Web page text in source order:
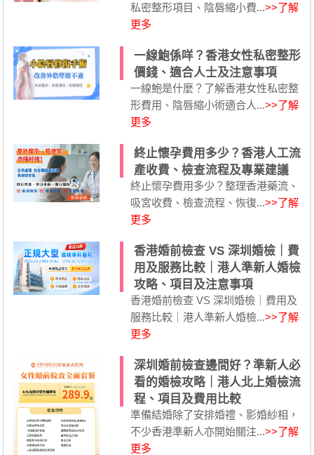
私密整形項目、陰唇縮小費...>>了解
更多
一線鮑係咩？香港女性私密整形
價錢、適合人士及注意事項
一線鮑是什麼？了解香港女性私密整
形費用、陰唇縮小術適合人...>>了解
更多
終止懷孕費用多少？香港人工流
產收費、檢查流程及專業建議
終止懷孕費用多少？整理香港藥流、
吸宮收費、檢查流程、恢復...>>了解
更多
香港婚前檢查 VS 深圳婚檢｜費
用及服務比較｜港人準新人婚檢
攻略、項目及注意事項
香港婚前檢查 VS 深圳婚檢｜費用及
服務比較｜港人準新人婚檢...>>了解
更多
深圳婚前檢查邊間好？準新人必
看的婚檢攻略｜港人北上婚檢流
程、項目及費用比較
準備結婚除了安排婚禮、影婚紗相，
不少香港準新人亦開始關注...>>了解
更多